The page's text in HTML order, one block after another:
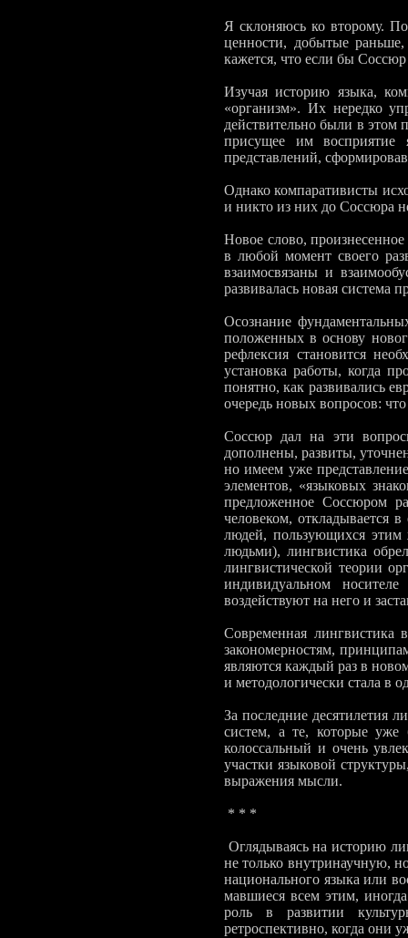
Я склоняюсь ко второму.
ценности, добытые
кажется, что ес­ли бы
Изучая историю языка,
«организм». Их нередко
действительно были в этом
прису­щее им восприятие
представлений,
Однако компаративисты
и никто из них до Соссюра
Новое слово,
в любой момент своего
взаимосвязаны и
развива­лась новая система
Осознание
положенных в основу
рефлексия ста­новится
установка работы, когда
понятно, как развивались
очередь но­вых вопросов:
Соссюр дал на эти
дополнены, развиты,
но имеем уже
элементов, «языковых
предложенное Соссюром
человеком, откладывается
людей, пользую­щихся этим
людьми), лингвистика
лингвистической теории
индивидуальном
воздействуют на него и
Современная
закономерностям,
являются каждый раз в
и методологически стала в
За последние десятилетия
систем, а те, которые уже
колоссальный и очень
участки язы­ковой
выражения мысли.
* * *
Оглядываясь на историю
не только внутринаучную,
национального языка или
мавшиеся всем этим,
роль в развитии
ретроспективно, когда они